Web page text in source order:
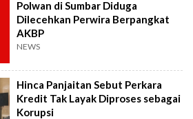
Polwan di Sumbar Diduga
Dilecehkan Perwira Berpangkat
AKBP
NEWS
Hinca Panjaitan Sebut Perkara
Kredit Tak Layak Diproses sebagai
Korupsi